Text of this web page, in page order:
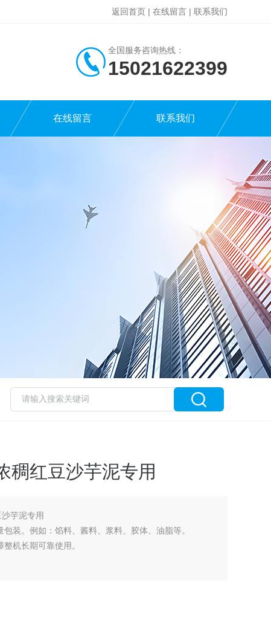
返回首页 | 在线留言 | 联系我们
全国服务咨询热线：
15021622399
在线留言 联系我们
稠红豆沙芋泥专用
芋泥专用
装。例如：馅料、酱料、浆料、胶体、油脂等。
机长期可靠使用。